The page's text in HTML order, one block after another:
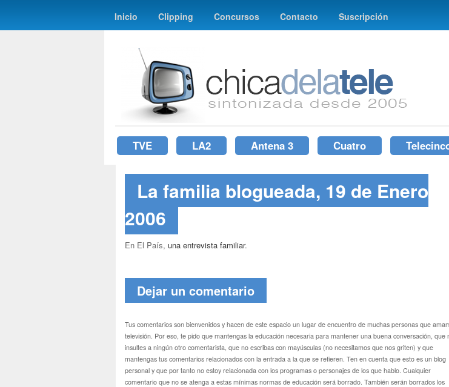
Inicio Clipping Concursos Contacto Suscripción
TVE LA2 Antena 3 Cuatro
La familia blogueada, 19 de Enero
2006
En El País, una entrevista familiar.
Dejar un comentario
Tus comentarios son bienvenidos y hacen de este espacio un lugar de encuentro de muchas personas que
televisión. Por eso, te pido que mantengas la educación necesaria para mantener una buena conversación, que
insultes a ningún otro comentarista, que no escribas con mayúsculas (no necesitamos que nos griten) y que
mantengas tus comentarios relacionados con la entrada a la que se refieren. Ten en cuenta que esto es un blog
personal y que por tanto no estoy relacionada con los programas o personajes de los que hablo. Cualquier
comentario que no se atenga a estas mínimas normas de educación será borrado. También serán borrados los